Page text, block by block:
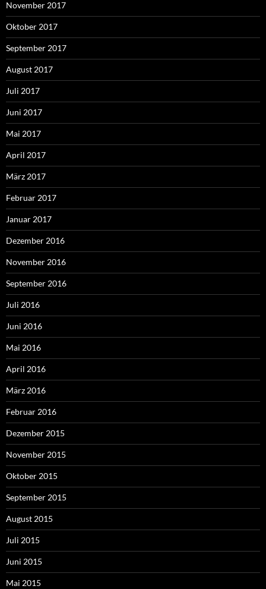
November 2017
Oktober 2017
September 2017
August 2017
Juli 2017
Juni 2017
Mai 2017
April 2017
März 2017
Februar 2017
Januar 2017
Dezember 2016
November 2016
September 2016
Juli 2016
Juni 2016
Mai 2016
April 2016
März 2016
Februar 2016
Dezember 2015
November 2015
Oktober 2015
September 2015
August 2015
Juli 2015
Juni 2015
Mai 2015